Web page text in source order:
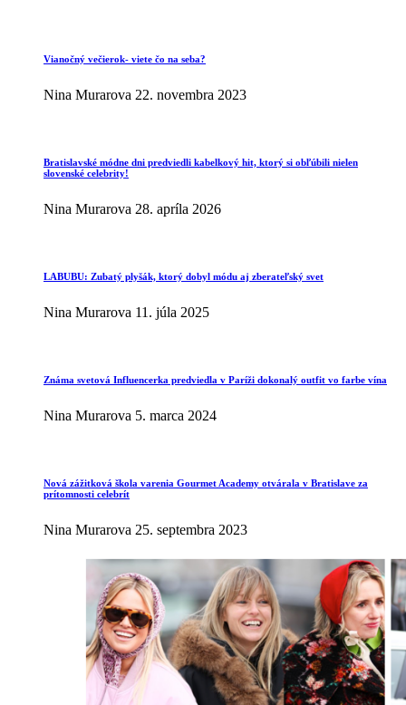
Vianočný večierok- viete čo na seba?
Nina Murarova 22. novembra 2023
Bratislavské módne dni predviedli kabelkový hit, ktorý si obľúbili nielen
slovenské celebrity!
Nina Murarova 28. apríla 2026
LABUBU: Zubatý plyšák, ktorý dobyl módu aj zberateľský svet
Nina Murarova 11. júla 2025
Známa svetová Influencerka predviedla v Paríži dokonalý outfit vo farbe vína
Nina Murarova 5. marca 2024
Nová zážitková škola varenia Gourmet Academy otvárala v Bratislave za
prítomnosti celebrít
Nina Murarova 25. septembra 2023